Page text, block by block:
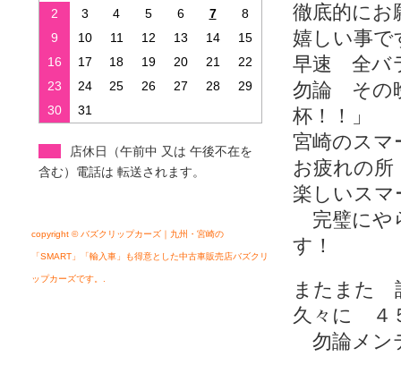
2
3 4 5 6 7
8
9
10 11 12 13 14
15
16
17 18 19 20 21
22
23
24 25 26 27 28
29
30
31
店休日（午前中 又は 午後不在を
含む）電話は 転送されます。
copyright © バズクリップカーズ｜九州・宮崎の
「SMART」「輸入車」も得意とした中古車販売店バズクリ
ップカーズです。.
徹底的にお
嬉しい事で
早速 全バ
勿論 その
杯！！」
宮崎のスマ
お疲れの
楽しいスマ
完璧にや
す！
またまた
久々に ４
勿論メン